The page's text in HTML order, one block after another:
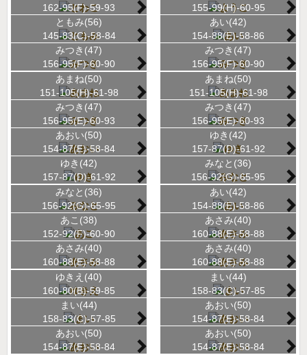
162-95(F)-59-93
155-99(H)-60-95
ともみ(56)
145-83(C)-58-84
あい(42)
154-88(E)-58-86
みつき(47)
156-95(F)-60-90
みつき(47)
156-95(F)-60-90
あまね(50)
151-105(H)-61-98
あまね(50)
151-105(H)-61-98
みつき(47)
156-95(E)-60-93
みつき(47)
156-95(E)-60-93
あおい(50)
154-87(E)-58-84
ゆき(42)
157-87(D)-61-92
ゆき(42)
157-87(D)-61-92
みなと(36)
156-92(G)-65-95
みなと(36)
156-92(G)-65-95
あい(42)
154-88(E)-58-86
あこ(38)
152-92(F)-60-90
あさみ(40)
160-88(E)-58-88
あさみ(40)
160-88(E)-58-88
あさみ(40)
160-88(E)-58-88
ゆきえ(40)
160-80(B)-59-85
まい(44)
158-83(C)-57-85
まい(44)
158-83(C)-57-85
あおい(50)
154-87(E)-58-84
あおい(50)
154-87(E)-58-84
あおい(50)
154-87(E)-58-84